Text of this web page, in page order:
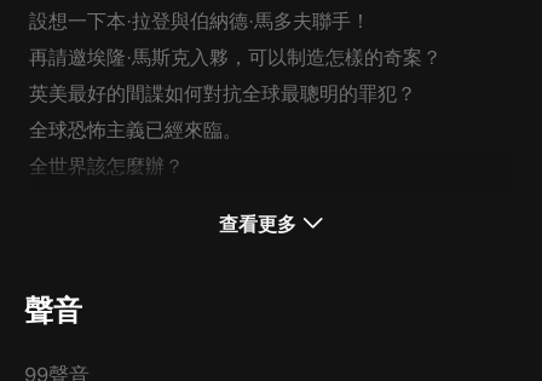
設想一下本·拉登與伯納德·馬多夫聯手！
再請邀埃隆·馬斯克入夥，可以制造怎樣的奇案？
英美最好的間諜如何對抗全球最聰明的罪犯？
全球恐怖主義已經來臨。
全世界該怎麼辦？
查看更多
聲音
99聲音